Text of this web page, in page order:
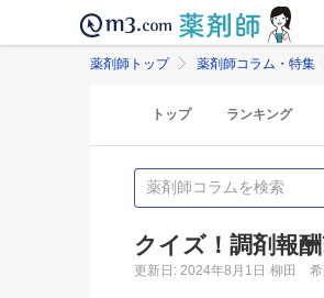
薬剤師トップ 薬剤師コラム・特集
トップ ランキング
クイズ！調剤報
更新日: 2024年8月1日 柳田 希